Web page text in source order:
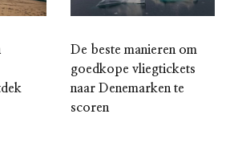
De beste manieren om
goedkope vliegtickets
naar Denemarken te
scoren